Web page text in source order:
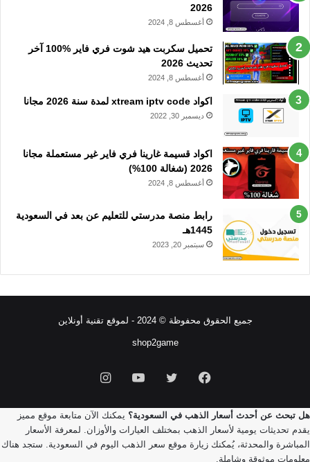
2026
أغسطس 8, 2024
تحميل سكربت هيد شوت فري فاير %100 آخر
تحديث 2026
أغسطس 8, 2024
اكواد xtream iptv code لمدة سنة 2026 مجانا
ديسمبر 30, 2022
اكواد قسيمة غارينا فري فاير غير مستعملة مجانا
2026 (شغالة 100%)
أغسطس 8, 2024
رابط منصة مدرستي للتعليم عن بعد في السعودية
1445هـ
سبتمبر 20, 2023
جميع الحقوق محفوظة © 2024 - لموقع تقنية أونلاين
shop2game
فيسبوك تويتر يوتيوبانستقرام
هل تبحث عن أحدث أسعار الذهب في السعودية؟ يمكنك الآن متابعة موقع مميز
يقدم تحديثات يومية لأسعار الذهب بمختلف العيارات والأوزان. لمعرفة الأسعار
المباشرة والمحدثة، يُمكنك زيارة موقع سعر الذهب اليوم في السعودية. ستجد هناك
معلومات موثوقة وشاملة.